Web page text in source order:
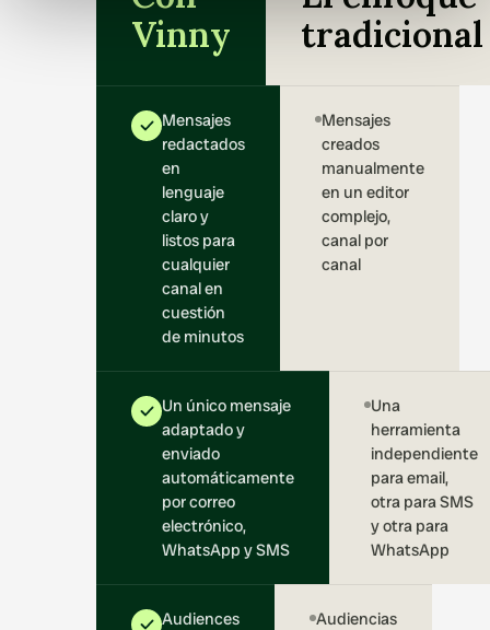
Vinny
tradicional
Mensajes
redactados
en
lenguaje
claro y
listos para
cualquier
canal en
cuestión
de minutos
Mensajes
creados
manualmente
en un editor
complejo,
canal por
canal
Un único mensaje
adaptado y
enviado
automáticamente
por correo
electrónico,
WhatsApp y SMS
Una
herramienta
independiente
para email,
otra para SMS
y otra para
WhatsApp
Audiences
Audiencias